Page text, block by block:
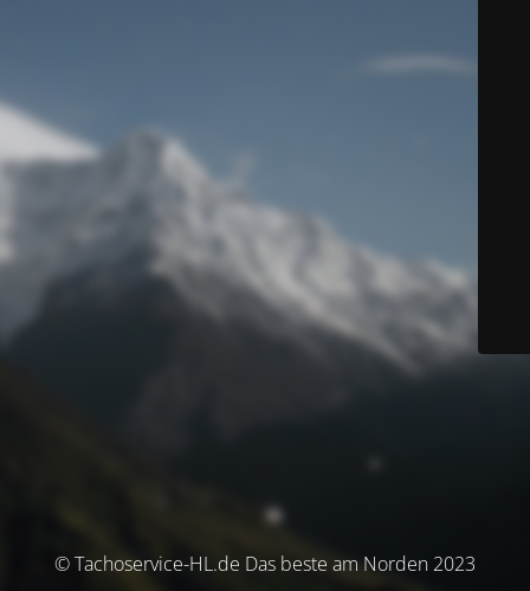
© Tachoservice-HL.de Das beste am Norden 2023